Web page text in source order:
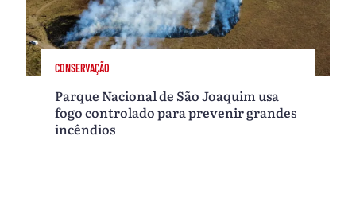
CONSERVAÇÃO
Parque Nacional de São Joaquim usa
fogo controlado para prevenir grandes
incêndios